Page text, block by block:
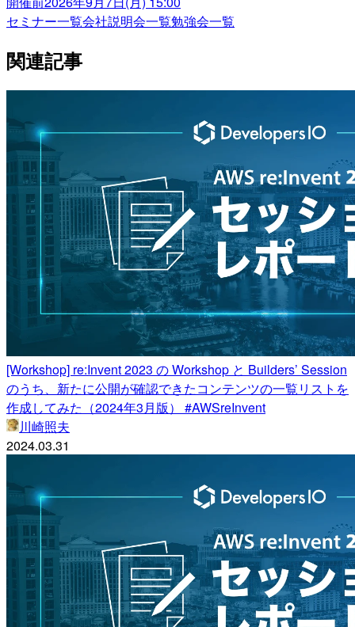
セミナー一覧会社説明会一覧勉強会一覧
関連記事
[Workshop] re:Invent 2023 の Workshop と Builders’ Session
のうち、新たに公開が確認できたコンテンツの一覧リストを
作成してみた（2024年3月版） #AWSreInvent
川崎照夫
2024.03.31